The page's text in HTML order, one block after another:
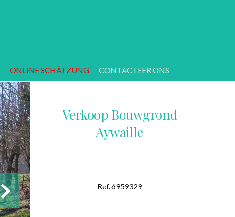
ONLINE SCHÄTZUNG CONTACTEER ONS
Verkoop Bouwgrond
Aywaille
Ref. 6959329